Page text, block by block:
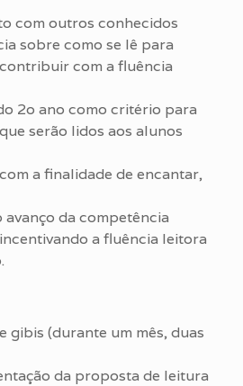
com outros conhecidos
sobre como se lê para
com a fluência
2o ano como critério para
serão lidos aos alunos
a finalidade de encantar,
da competência
a fluência leitora
gibis (durante um mês, duas
da proposta de leitura